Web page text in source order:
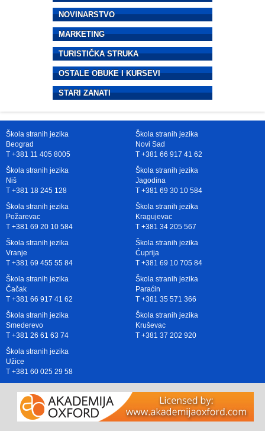
NOVINARSTVO
MARKETING
TURISTIČKA STRUKA
OSTALE OBUKE I KURSEVI
STARI ZANATI
Škola stranih jezika
Beograd
T +381 11 405 8005
Škola stranih jezika
Novi Sad
T +381 66 917 41 62
Škola stranih jezika
Niš
T +381 18 245 128
Škola stranih jezika
Jagodina
T +381 69 30 10 584
Škola stranih jezika
Požarevac
T +381 69 20 10 584
Škola stranih jezika
Kragujevac
T +381 34 205 567
Škola stranih jezika
Vranje
T +381 69 455 55 84
Škola stranih jezika
Ćuprija
T +381 69 10 705 84
Škola stranih jezika
Čačak
T +381 66 917 41 62
Škola stranih jezika
Paraćin
T +381 35 571 366
Škola stranih jezika
Smederevo
T +381 26 61 63 74
Škola stranih jezika
Kruševac
T +381 37 202 920
Škola stranih jezika
Užice
T +381 60 025 29 58